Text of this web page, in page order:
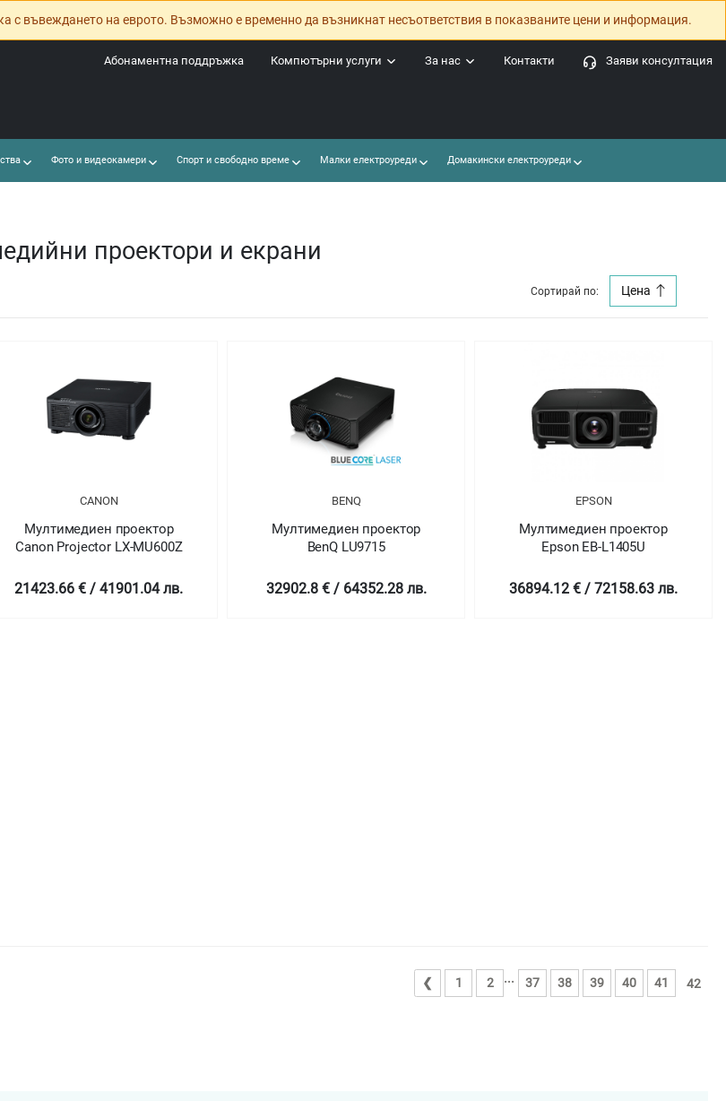
с въвеждането на еврото. Възможно е временно да възникнат несъответствия в показваните цени и информация.
Заяви консултация
Контакти
За нас
Компютърни услуги
Абонаментна поддръжка
Фото и видеокамери Спорт и свободно време Малки електроуреди Домакински електроуреди
проектори и екрани
Сортирай по: Цена
CANON
Мултимедиен проектор
Canon Projector LX-MU600Z
21423.66 € / 41901.04 лв.
BENQ
Мултимедиен проектор
BenQ LU9715
32902.8 € / 64352.28 лв.
EPSON
Мултимедиен проектор
Epson EB-L1405U
36894.12 € / 72158.63 лв.
❮ 1 2 ... 37 38 39 40 41 42